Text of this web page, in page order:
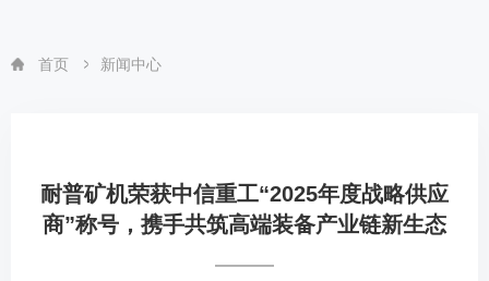
首页 新闻中心
耐普矿机荣获中信重工“2025年度战略供应
商”称号，携手共筑高端装备产业链新生态